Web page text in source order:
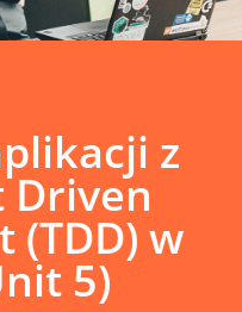
z
Driven
(TDD) w
5)